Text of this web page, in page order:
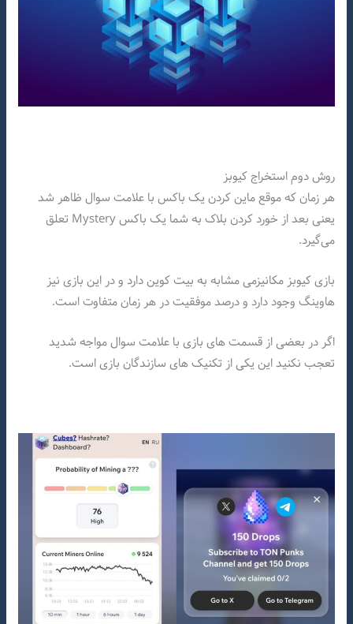
روش دوم استخراج کیوبز
هر زمان که موقع ماین کردن یک باکس با علامت سوال ظاهر شد
یعنی بعد از خورد کردن بلاک به شما یک باکس Mystery تعلق
می‌گیرد.
بازی کیوبز مکانیزمی مشابه به بیت کوین دارد و در این بازی نیز
هاوینگ وجود دارد و درصد موفقیت در هر زمان متفاوت است.
اگر در بعضی از قسمت های بازی با علامت سوال مواجه شدید
تعجب نکنید این یکی از تکنیک های سازندگان بازی است.